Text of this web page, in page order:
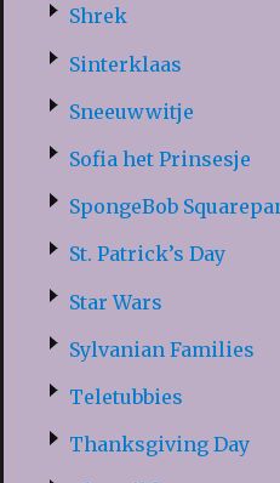
Shrek
Sinterklaas
Sneeuwwitje
Sofia het Prinsesje
SpongeBob
St. Patrick’s Day
Star Wars
Sylvanian Families
Teletubbies
Thanksgiving Day